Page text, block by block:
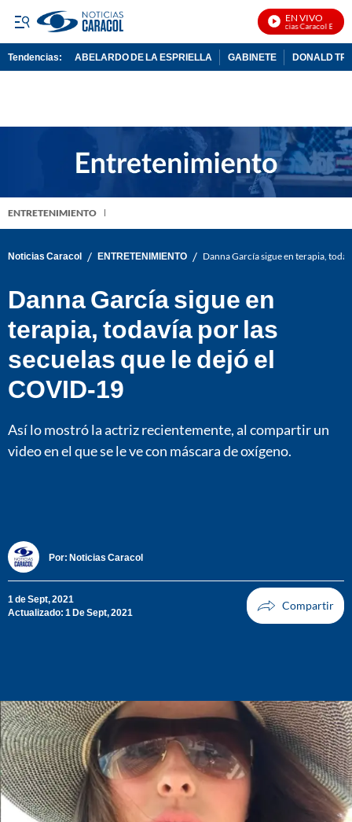
EN VIVO
Noticias Caracol En Vivo
Tendencias: ABELARDO DE LA ESPRIELLA GABINETE DONALD
ENTRETENIMIENTO
Noticias Caracol / ENTRETENIMIENTO / Danna García sigue en terapia,
Danna García sigue en
terapia, todavía por las
secuelas que le dejó el
COVID-19
Así lo mostró la actriz recientemente, al compartir un
video en el que se le ve con máscara de oxígeno.
Por: Noticias Caracol
1 de Sept, 2021
Actualizado: 1 De Sept, 2021